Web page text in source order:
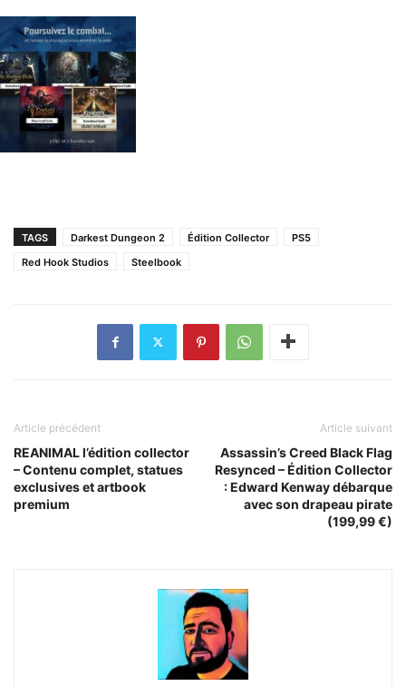
TAGS Darkest Dungeon 2 Édition Collector
PS5
Red Hook Studios
Steelbook
Article précédent
REANIMAL l’édition collector
– Contenu complet, statues
exclusives et artbook
premium
Article suivant
Assassin’s Creed Black Flag
Resynced – Édition Collector
: Edward Kenway débarque
avec son drapeau pirate
(199,99 €)